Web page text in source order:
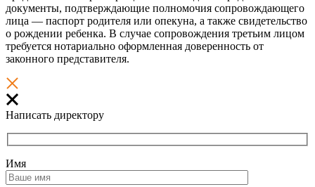
документы, подтверждающие полномочия сопровождающего
лица — паспорт родителя или опекуна, а также свидетельство
о рождении ребенка. В случае сопровождения третьим лицом
требуется нотариально оформленная доверенность от
законного представителя.
Написать директору
Имя